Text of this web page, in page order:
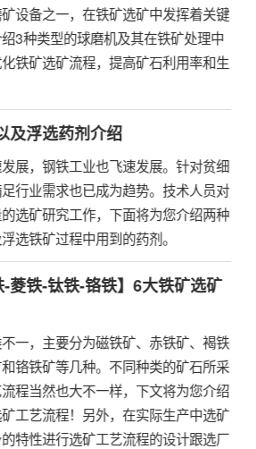
设备之一，在铁矿选矿中发挥着关键
3种类型的球磨机及其在铁矿处理中
铁矿选矿流程，提高矿石利用率和生
及浮选药剂介绍
展，钢铁工业也飞速发展。针对贫细
行业需求也已成为趋势。技术人员对
选矿研究工作，下面将为您介绍两种
选铁矿过程中用到的药剂。
-菱铁-钛铁-铬铁】6大铁矿选矿
一，主要分为磁铁矿、赤铁矿、褐铁
铬铁矿等几种。不同种类的矿石所采
程当然也大不一样，下文将为您介绍
工艺流程！另外，在实际生产中选矿
特性进行选矿工艺流程的设计跟选厂